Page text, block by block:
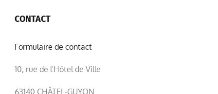
CONTACT
Formulaire de contact
10, rue de l'Hôtel de Ville
63140 CHÂTEL-GUYON